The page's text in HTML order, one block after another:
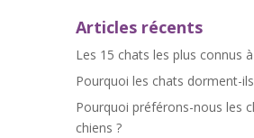
Articles récents
Les 15 chats les plus connus à
Pourquoi les chats dorment-
Pourquoi préférons-nous les
chiens ?